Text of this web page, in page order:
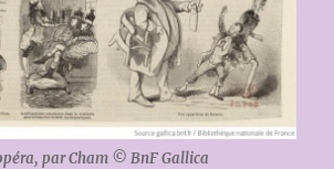
par Cham © BnF Gallica